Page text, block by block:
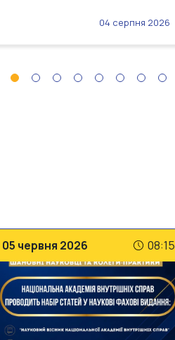
04 серпня 2026
05 червня 2026 08:15